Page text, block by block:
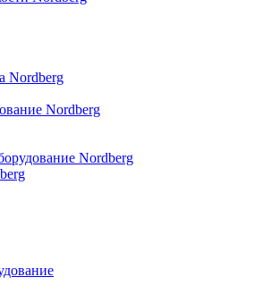
Nordberg
Nordberg
Nordberg